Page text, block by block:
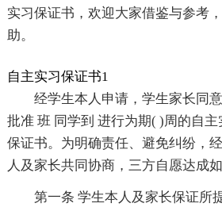
实习保证书，欢迎大家借鉴与参考
助。
自主实习保证书1
经学生本人申请，学生家长同
批准 班 同学到 进行为期( )周的自
保证书。为明确责任、避免纠纷，
人及家长共同协商，三方自愿达成
第一条 学生本人及家长保证所